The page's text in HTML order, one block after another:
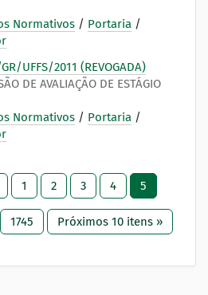
Normativos / Portaria /
UFFS/2011 (REVOGADA)
DE AVALIAÇÃO DE ESTÁGIO
Normativos / Portaria /
1 2 3 4 5
1745 Próximos 10 itens »